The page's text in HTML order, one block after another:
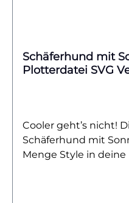
Schäferhund mit
Plotterdatei SVG
Cooler geht’s nicht!
Schäferhund mit
Menge Style in deine